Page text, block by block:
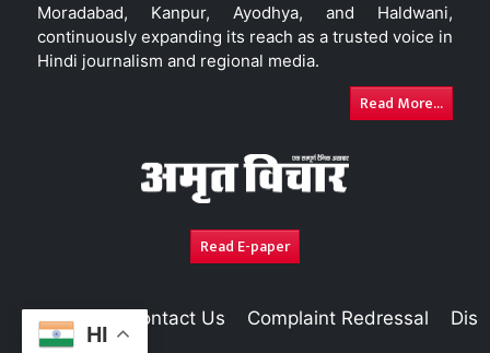
HI
Moradabad, Kanpur, Ayodhya, and Haldwani,
continuously expanding its reach as a trusted voice in
Hindi journalism and regional media.
Read More...
Read E-paper
About Us Contact Us Complaint Redressal